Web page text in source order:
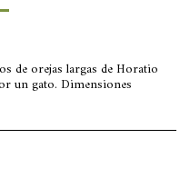
de orejas largas de Horatio
un gato. Dimensiones